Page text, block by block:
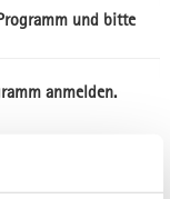
und bitte
anmelden.